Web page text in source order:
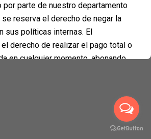
Cirugía Plástica Medellín – PLANMED
Theme by Superbthemes.com
parte de nuestro departamento
se reserva el derecho de negar la
sus políticas internas. El
derecho de realizar el pago total o
en cualquier momento, abonando
ni sanciones por concepto de
Asimismo, mediante la aceptación